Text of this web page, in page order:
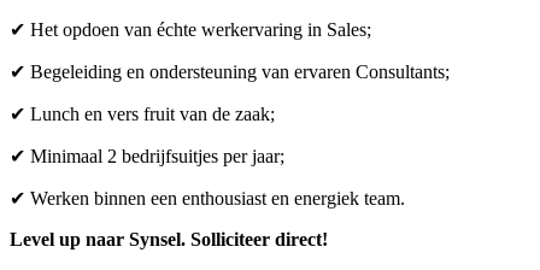
✔ Het opdoen van échte werkervaring in Sales;
✔ Begeleiding en ondersteuning van ervaren Consultants;
✔ Lunch en vers fruit van de zaak;
✔ Minimaal 2 bedrijfsuitjes per jaar;
✔ Werken binnen een enthousiast en energiek team.
Level up naar Synsel. Solliciteer direct!